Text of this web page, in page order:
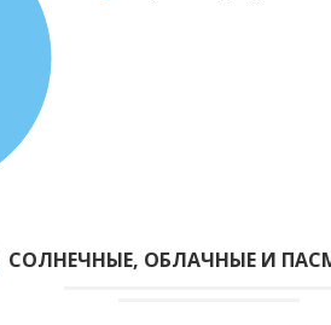
CОЛНЕЧНЫЕ, ОБЛАЧНЫЕ И